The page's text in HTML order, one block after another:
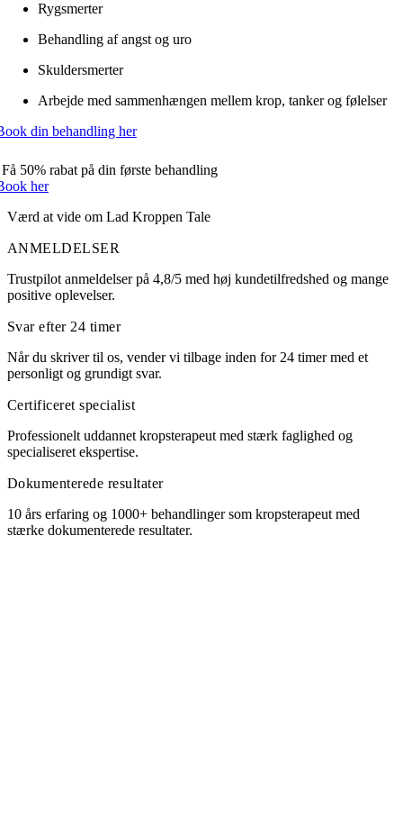
Rygsmerter
Behandling af angst og uro
Skuldersmerter
Arbejde med sammenhængen mellem krop, tanker og følelser
din behandling her
Få 50% rabat på din første behandling
her
Værd at vide om Lad Kroppen Tale
ANMELDELSER
Trustpilot anmeldelser på 4,8/5 med høj kundetilfredshed og mange
positive oplevelser.
Svar efter 24 timer
Når du skriver til os, vender vi tilbage inden for 24 timer med et
personligt og grundigt svar.
Certificeret specialist
Professionelt uddannet kropsterapeut med stærk faglighed og
specialiseret ekspertise.
Dokumenterede resultater
10 års erfaring og 1000+ behandlinger som kropsterapeut med
stærke dokumenterede resultater.